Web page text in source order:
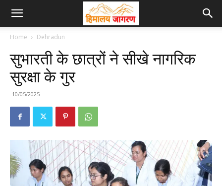
Home Dehradun
सुभारती के छात्रों ने सीखे नागरिक
सुरक्षा के गुर
10/05/2025